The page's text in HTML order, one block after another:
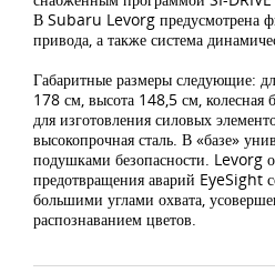
В Subaru Levorg предусмотрена
привода, а также система
Габаритные размеры следующие:
178 см, высота 148,5 см, колесная
для изготовления силовых
высокопрочная сталь. В «базе»
подушками безопасности. Levorg
предотвращения аварий EyeSight
большими углами охвата,
распознаванием цветов.